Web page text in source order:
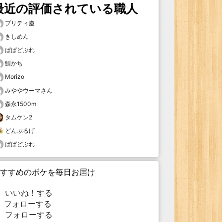
近の評価されている職人
プリティ慶
きしめん
ぱぱどぶれ
鯉かち
Morizo
みややウーマさん
森永1500m
タムケン2
どんぶるげ
ぱぱどぶれ
すめのボケを毎日お届け
いいね！する
ォローする
フォローする